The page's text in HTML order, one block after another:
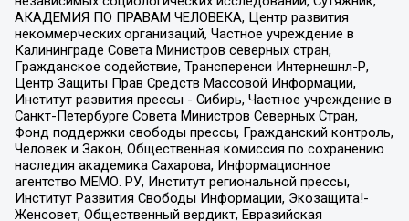
АКАДЕМИЯ ПО ПРАВАМ ЧЕЛОВЕКА, Центр развития
некоммерческих организаций, Частное учреждение в
Калининграде Совета Министров северных стран,
Гражданское содействие, Трансперенси Интернешнл-Р,
Центр Защиты Прав Средств Массовой Информации,
Институт развития прессы - Сибирь, Частное учреждение в
Санкт-Петербурге Совета Министров Северных Стран,
Фонд поддержки свободы прессы, Гражданский контроль,
Человек и Закон, Общественная комиссия по сохранению
наследия академика Сахарова, Информационное
агентство МЕМО. РУ, Институт региональной прессы,
Институт Развития Свободы Информации, Экозащита!-
Женсовет, Общественный вердикт, Евразийская